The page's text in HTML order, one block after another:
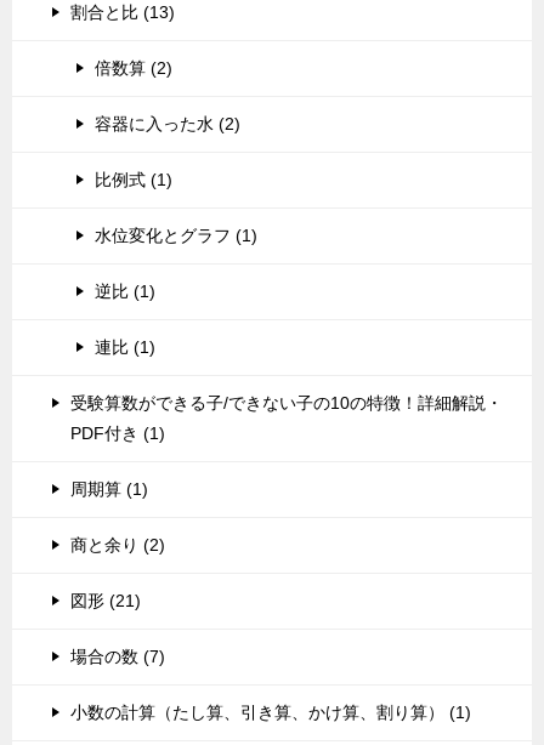
割合と比 (13)
倍数算 (2)
容器に入った水 (2)
比例式 (1)
水位変化とグラフ (1)
逆比 (1)
連比 (1)
受験算数ができる子/できない子の10の特徴！詳細解説・
PDF付き (1)
周期算 (1)
商と余り (2)
図形 (21)
場合の数 (7)
小数の計算（たし算、引き算、かけ算、割り算） (1)